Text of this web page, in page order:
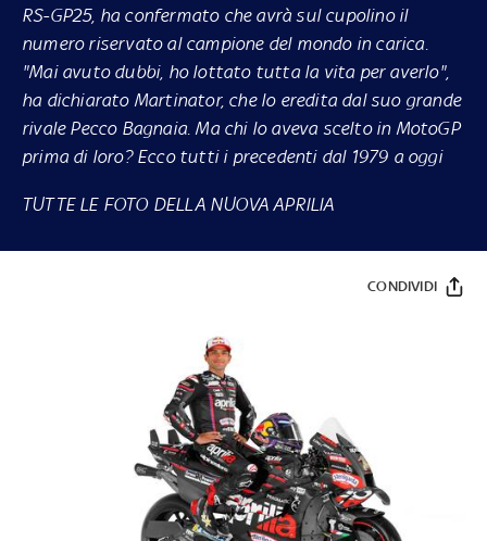
RS-GP25, ha confermato che avrà sul cupolino il
numero riservato al campione del mondo in carica.
"Mai avuto dubbi, ho lottato tutta la vita per averlo",
ha dichiarato Martinator, che lo eredita dal suo grande
rivale Pecco Bagnaia. Ma chi lo aveva scelto in MotoGP
prima di loro? Ecco tutti i precedenti dal 1979 a oggi
TUTTE LE FOTO DELLA NUOVA APRILIA
CONDIVIDI